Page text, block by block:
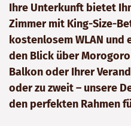
Ihre Unterkunft bietet
Zimmer mit King-Size-
kostenlosem WLAN und
den Blick über
Balkon oder Ihrer
oder zu zweit – unsere
den perfekten Rahmen